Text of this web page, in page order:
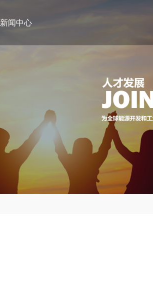
新闻中心